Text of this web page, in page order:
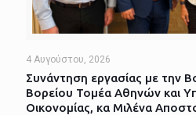
4 Αυγούστου, 2026
Συνάντηση εργασίας με την
Βορείου Τομέα Αθηνών και
Οικονομίας, κα Μιλένα